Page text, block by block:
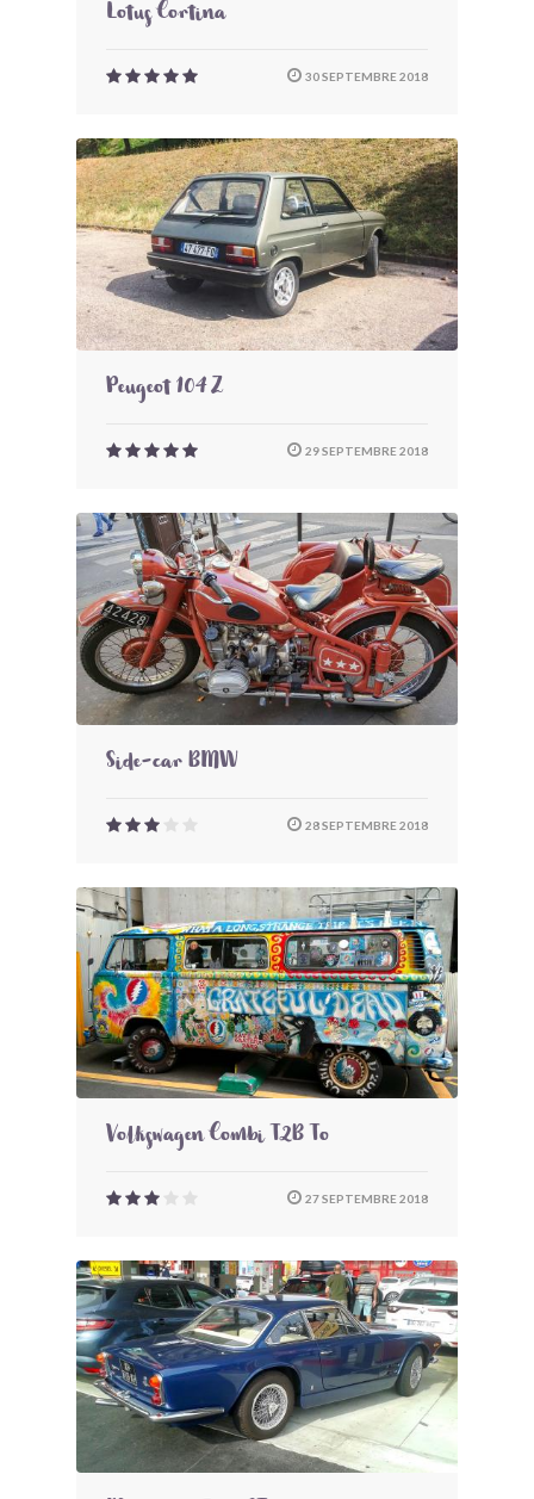
Lotus Cortina
30 SEPTEMBRE 2018
Peugeot 104 Z
29 SEPTEMBRE 2018
Side-car BMW
28 SEPTEMBRE 2018
Volkswagen Combi T2B To
27 SEPTEMBRE 2018